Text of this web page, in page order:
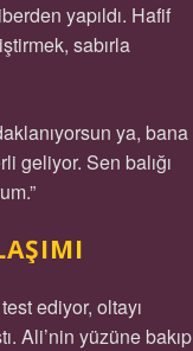
yapıldı. Hafif
sabırla
ya, bana
geliyor. Sen balığı
ediyor, oltayı
Ali’nin yüzüne bakıp